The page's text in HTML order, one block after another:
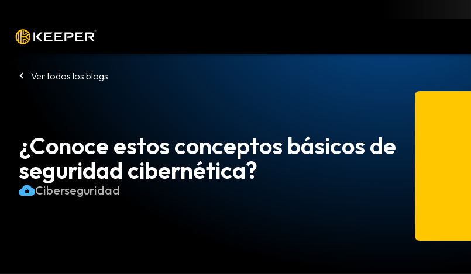
Ver todos los blogs
¿Conoce estos conceptos básicos de
seguridad cibernética?
Ciberseguridad